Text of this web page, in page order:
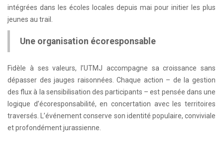
intégrées dans les écoles locales depuis mai pour initier les plus
jeunes au trail.
Une organisation écoresponsable
Fidèle à ses valeurs, l’UTMJ accompagne sa croissance sans
dépasser des jauges raisonnées. Chaque action – de la gestion
des flux à la sensibilisation des participants – est pensée dans une
logique d’écoresponsabilité, en concertation avec les territoires
traversés. L’événement conserve son identité populaire, conviviale
et profondément jurassienne.